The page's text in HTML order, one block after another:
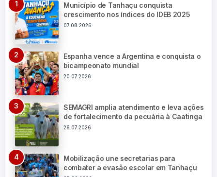
Município de Tanhaçu conquista
crescimento nos índices do IDEB 2025
07.08.2026
Espanha vence a Argentina e conquista o
bicampeonato mundial
20.07.2026
SEMAGRI amplia atendimento e leva ações
de fortalecimento da pecuária à Caatinga
28.07.2026
Mobilização une secretarias para
combater a evasão escolar em Tanhaçu